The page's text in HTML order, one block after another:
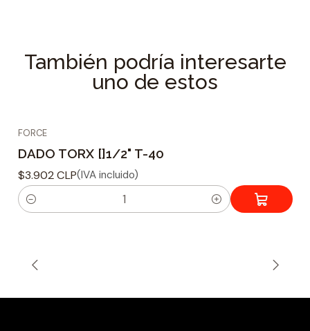
Forma de punta : Torx externo. T-30
Longitud : 55 mm.
También podría interesarte
uno de estos
FORCE
DADO TORX []1/2" T-40
$3.902 CLP(IVA incluido)
C